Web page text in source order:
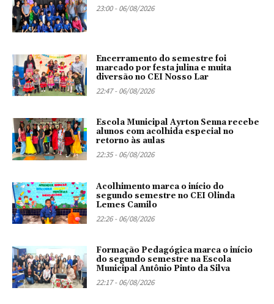
23:00 - 06/08/2026
Encerramento do semestre foi
marcado por festa julina e muita
diversão no CEI Nosso Lar
22:47 - 06/08/2026
Escola Municipal Ayrton Senna recebe
alunos com acolhida especial no
retorno às aulas
22:35 - 06/08/2026
Acolhimento marca o início do
segundo semestre no CEI Olinda
Lemes Camilo
22:26 - 06/08/2026
Formação Pedagógica marca o início
do segundo semestre na Escola
Municipal Antônio Pinto da Silva
22:17 - 06/08/2026